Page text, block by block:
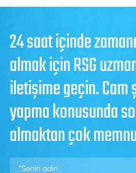
24 saat içinde
almak için RSG
iletişime geçin. Cam
yapma konusunda
almaktan çok